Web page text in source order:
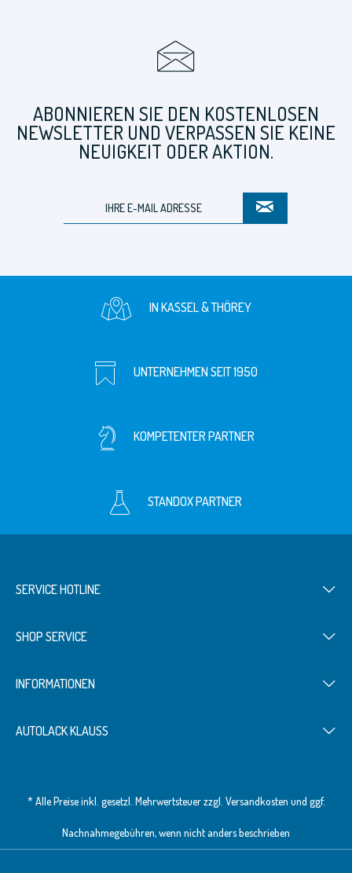
ABONNIEREN SIE DEN KOSTENLOSEN
NEWSLETTER UND VERPASSEN SIE KEINE
NEUIGKEIT ODER AKTION.
IN KASSEL & THÖREY
UNTERNEHMEN SEIT 1950
KOMPETENTER PARTNER
STANDOX PARTNER
SERVICE HOTLINE
SHOP SERVICE
INFORMATIONEN
AUTOLACK KLAUSS
* Alle Preise inkl. gesetzl. Mehrwertsteuer zzgl. Versandkosten und ggf.
Nachnahmegebühren, wenn nicht anders beschrieben